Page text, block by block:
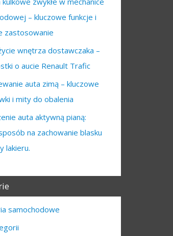
– kluczowe funkcje i
zastosowanie
wnętrza dostawczaka –
o aucie Renault Trafic
auta zimą – kluczowe
i mity do obalenia
auta aktywną pianą:
na zachowanie blasku
lakieru.
samochodowe